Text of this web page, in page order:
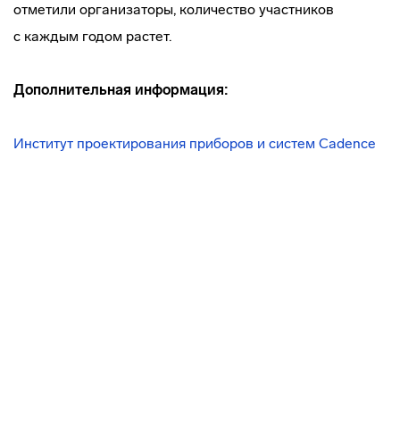
отметили организаторы, количество участников
с каждым годом растет.
Дополнительная информация:
Институт проектирования приборов и систем Cadence